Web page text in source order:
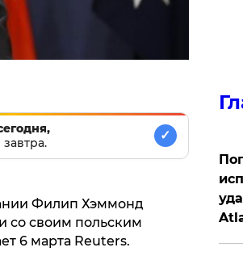
✓
Филип Хэммонд
со своим польским
6 марта Reuters.